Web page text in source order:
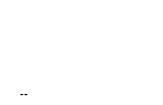
--